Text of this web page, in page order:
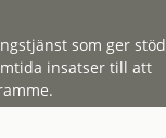
som ger stöd
insatser till att